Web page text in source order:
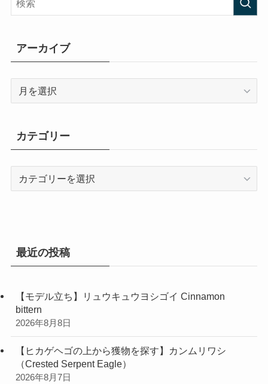
アーカイブ
ブ
カテゴリー
最近の投稿
【モデル立ち】リュウキュウヨシゴイ Cinnamon
bittern
2026年8月8日
【ヒカゲヘゴの上から獲物を探す】カンムリワシ
（Crested Serpent Eagle）
2026年8月7日